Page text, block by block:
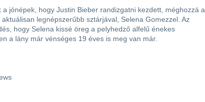
a jónépek, hogy Justin Bieber randizgatni kezdett, méghozzá a
legnépszerűbb sztárjával, Selena Gomezzel. Az
hogy Selena kissé öreg a pelyhedző alfelű énekes
a lány már vénséges 19 éves is meg van már.